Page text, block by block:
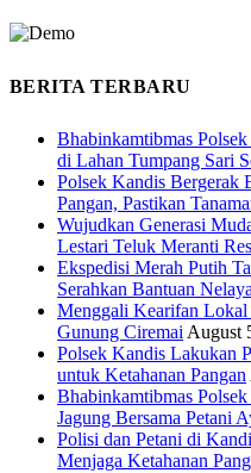
BERITA TERBARU
Bhabinkamtibmas
di Lahan Tumpang Sari
Polsek Kandis Bergerak
Pangan, Pastikan
Wujudkan Generasi
Lestari Teluk Meranti
Ekspedisi Merah Putih
Serahkan Bantuan
Menggali Kearifan Lokal
Gunung Ciremai August
Polsek Kandis Lakukan
untuk Ketahanan Pangan
Bhabinkamtibmas
Jagung Bersama Petani
Polisi dan Petani di
Menjaga Ketahanan